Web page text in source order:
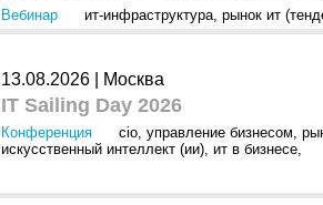
Вебинар ит-инфраструктура, рынок ит
13.08.2026 | Москва
IT Sailing Day 2026
Конференция cio, управление бизнесом,
искусственный интеллект (ии), ит в бизнесе,